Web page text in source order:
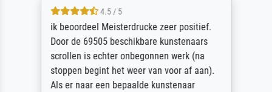
4.5 / 5
ik beoordeel Meisterdrucke zeer positief.
Door de 69505 beschikbare kunstenaars
scrollen is echter onbegonnen werk (na
stoppen begint het weer van voor af aan).
Als er naar een bepaalde kunstenaar